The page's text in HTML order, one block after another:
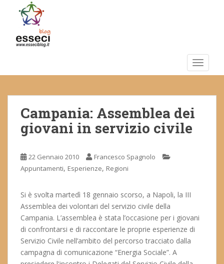
m
Campania: Assemblea dei
giovani in servizio civile
22 Gennaio 2010
Francesco Spagnolo
Appuntamenti, Esperienze, Regioni
Si è svolta martedì 18 gennaio scorso, a Napoli, la III
Assemblea dei volontari del servizio civile della
Campania. L’assemblea è stata l’occasione per i giovani
di confrontarsi e di raccontare le proprie esperienze di
Servizio Civile nell’ambito del percorso tracciato dalla
campagna di comunicazione “Energia Sociale”. A